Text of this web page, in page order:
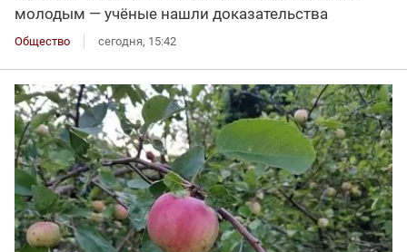
молодым — учёные нашли доказательства
Общество сегодня, 15:42